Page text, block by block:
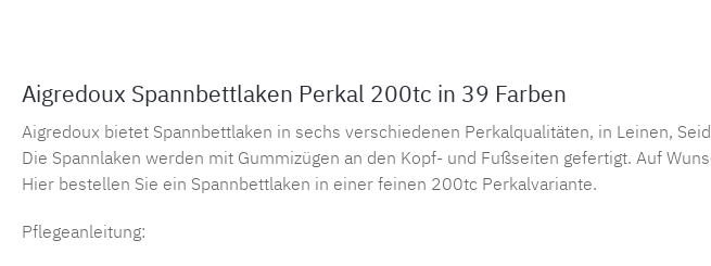
Aigredoux Spannbettlaken Perkal 200tc in 39 Farben
Aigredoux bietet Spannbettlaken in sechs verschiedenen Perkalqualitäten, in Leinen,
Die Spannlaken werden mit Gummizügen an den Kopf- und Fußseiten gefertigt. Auf
Hier bestellen Sie ein Spannbettlaken in einer feinen 200tc Perkalvariante.
Pflegeanleitung: